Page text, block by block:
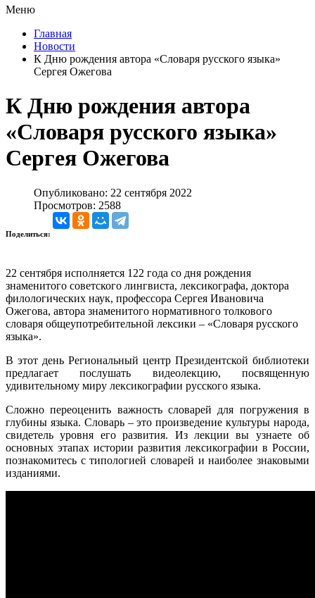
Меню
Главная
Новости
К Дню рождения автора «Словаря русского языка»
Сергея Ожегова
К Дню рождения автора
«Словаря русского языка»
Сергея Ожегова
Опубликовано: 22 сентября 2022
Просмотров: 2588
Поделиться:
22 сентября исполняется 122 года со дня рождения
знаменитого советского лингвиста, лексикографа, доктора
филологических наук, профессора Сергея Ивановича
Ожегова, автора знаменитого нормативного толкового
словаря общеупотребительной лексики – «Словаря русского
языка».
В этот день Региональный центр Президентской библиотеки
предлагает послушать видеолекцию, посвященную
удивительному миру лексикографии русского языка.
Сложно переоценить важность словарей для погружения в
глубины языка. Словарь – это произведение культуры народа,
свидетель уровня его развития. Из лекции вы узнаете об
основных этапах истории развития лексикографии в России,
познакомитесь с типологией словарей и наиболее знаковыми
изданиями.